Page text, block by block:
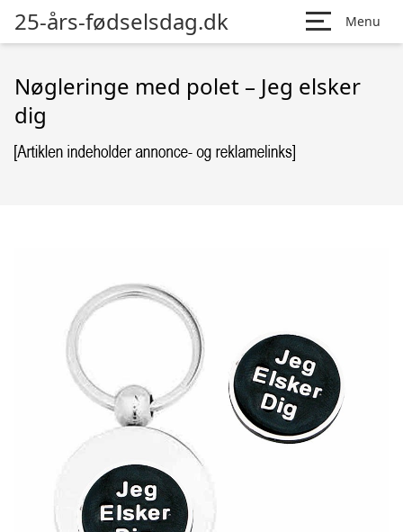
25-års-fødselsdag.dk Menu
Nøgleringe med polet – Jeg elsker
dig